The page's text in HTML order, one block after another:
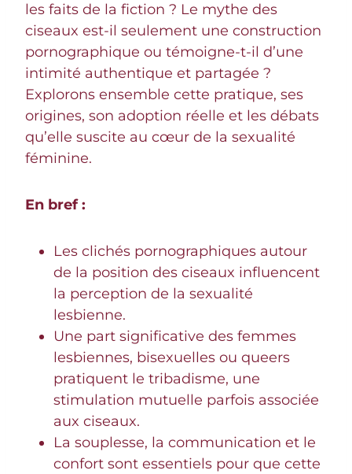
les faits de la fiction ? Le mythe des
ciseaux est-il seulement une construction
pornographique ou témoigne-t-il d’une
intimité authentique et partagée ?
Explorons ensemble cette pratique, ses
origines, son adoption réelle et les débats
qu’elle suscite au cœur de la sexualité
féminine.
En bref :
Les clichés pornographiques autour
de la position des ciseaux influencent
la perception de la sexualité
lesbienne.
Une part significative des femmes
lesbiennes, bisexuelles ou queers
pratiquent le tribadisme, une
stimulation mutuelle parfois associée
aux ciseaux.
La souplesse, la communication et le
confort sont essentiels pour que cette